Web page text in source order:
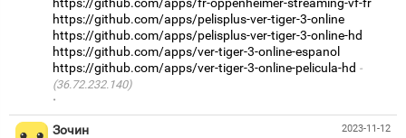
https://github.com/apps/pelisplus-ver-tiger-3-online
https://github.com/apps/pelisplus-ver-tiger-3-online-hd
https://github.com/apps/ver-tiger-3-online-espanol
https://github.com/apps/ver-tiger-3-online-pelicula-hd
(36.72.232.140)
·
2023-11-12
Зочин